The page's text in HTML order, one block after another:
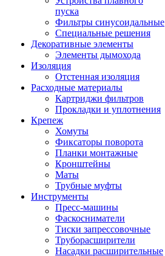
пуска
Фильтры синусоидальные
Специальные решения
Декоративные элементы
Элементы дымохода
Изоляция
Отстенная изоляция
Расходные материалы
Картриджи фильтров
Прокладки и уплотнения
Крепеж
Хомуты
Фиксаторы поворота
Планки монтажные
Кронштейны
Маты
Трубные муфты
Инструменты
Пресс-машины
Фаскосниматели
Тиски запрессовочные
Труборасширители
Насадки расширительные